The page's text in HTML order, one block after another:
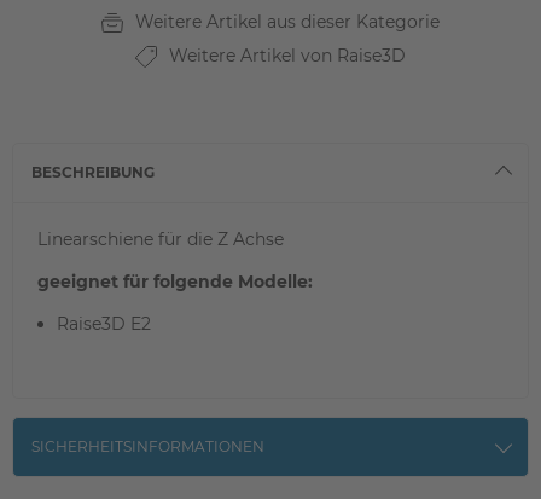
Weitere Artikel aus dieser Kategorie
Weitere Artikel von Raise3D
BESCHREIBUNG
Linearschiene für die Z Achse
geeignet für folgende Modelle:
Raise3D E2
SICHERHEITSINFORMATIONEN